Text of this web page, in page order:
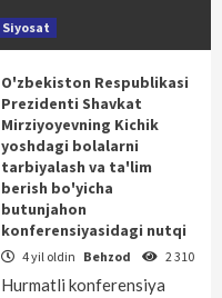
Siyosat
O'zbekiston Respublikasi
Prezidenti Shavkat
Mirziyoyevning Kichik
yoshdagi bolalarni
tarbiyalash va ta'lim
berish bo'yicha
butunjahon
konferensiyasidagi nutqi
4 yil oldin Behzod 2 310
Hurmatli konferensiya